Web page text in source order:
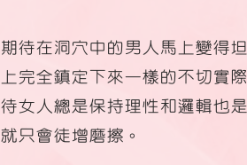
期待在洞穴中的男人馬上變得
上完全鎮定下來一樣的不切實
待女人總是保持理性和邏輯也
就只會徒增磨擦。